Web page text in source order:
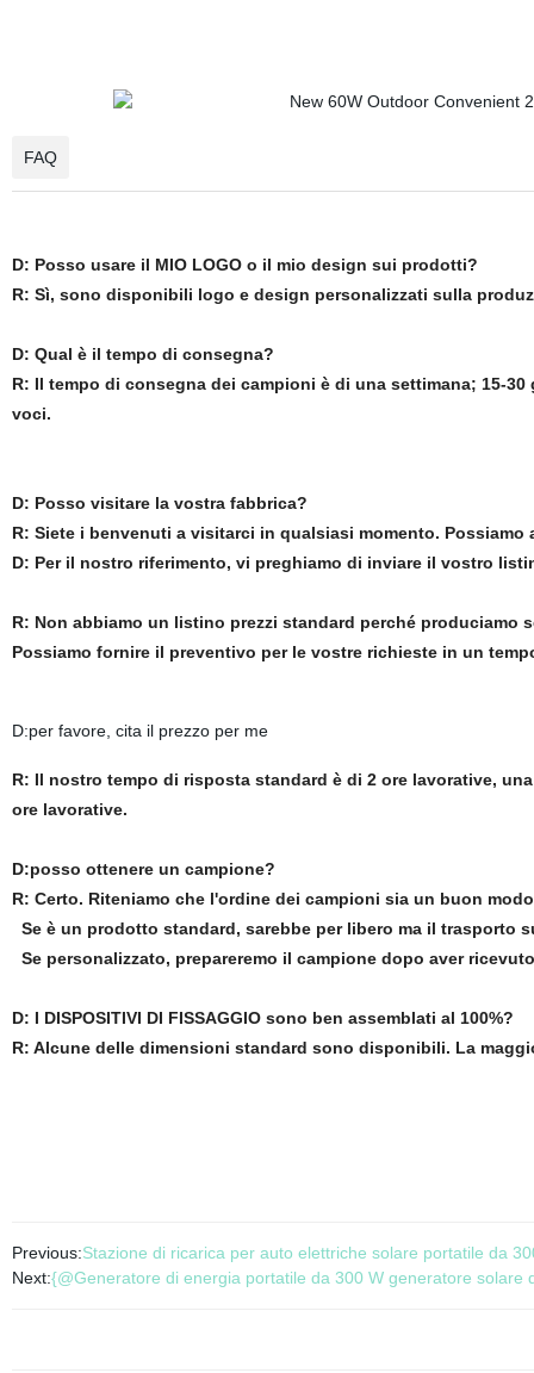
FAQ
D: Posso usare il MIO LOGO o il mio design sui prodotti?
R: Sì, sono disponibili logo e design personalizzati sulla
D: Qual è il tempo di consegna?
R: Il tempo di consegna dei campioni è di una settimana; 15-
voci.
D: Posso visitare la vostra fabbrica?
R: Siete i benvenuti a visitarci in qualsiasi momento.
D: Per il nostro riferimento, vi preghiamo di inviare il vostro
R: Non abbiamo un listino prezzi standard perché produciamo
Possiamo fornire il preventivo per le vostre richieste in un
D:per favore, cita il prezzo per me
R: Il nostro tempo di risposta standard è di 2 ore lavorative,
ore lavorative.
D:posso ottenere un campione?
R: Certo. Riteniamo che l'ordine dei campioni sia un buon
Se è un prodotto standard, sarebbe per libero ma il trasporto
Se personalizzato, prepareremo il campione dopo aver
D: I DISPOSITIVI DI FISSAGGIO sono ben assemblati al 100%?
R: Alcune delle dimensioni standard sono disponibili. La
Previous:Stazione di ricarica per auto elettriche solare portatile da
Next:{@Generatore di energia portatile da 300 W generatore